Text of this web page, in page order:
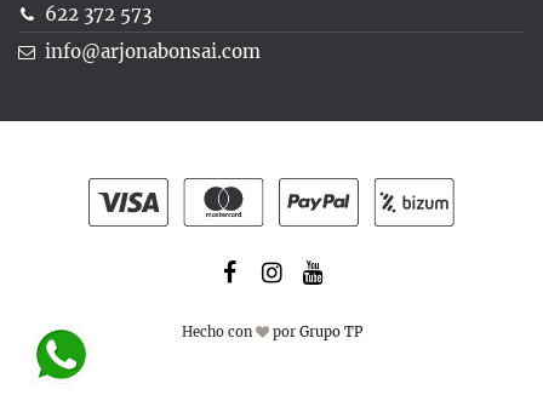
622 372 573
info@arjonabonsai.com
Hecho con por Grupo TP